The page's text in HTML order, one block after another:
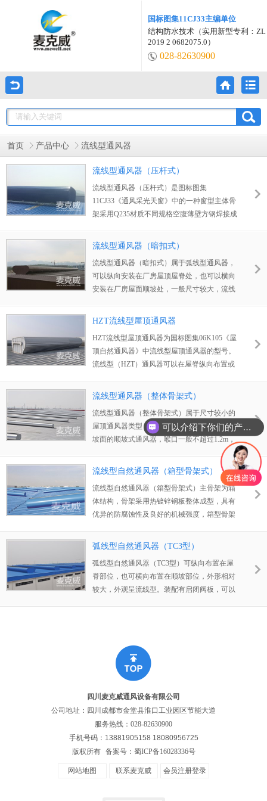
国标图集11CJ33主编单位
结构防水技术（实用新型专利：ZL
2019 2 0682075.0）
028-82630900
首页 产品中心 流线型通风器
流线型通风器（压杆式）
流线型通风器（压杆式）是图标图集
11CJ33《通风采光天窗》中的一种窗型主体骨
架采用Q235材质不同规格空腹薄壁方钢焊接成
镀锌处理。
流线型通风器（暗扣式）
流线型通风器（暗扣式）属于弧线型通风器，
可以纵向安装在厂房屋顶屋脊处，也可以横向
安装在厂房屋面顺坡处，一般尺寸较大，流线
也可提升通风效率。主要由骨架、泄水槽、泛
几部分构成。
HZT流线型屋顶通风器
HZT流线型屋顶通风器为国标图集06K105《屋
顶自然通风器》中流线型屋顶通风器的型号。
流线型（HZT）通风器可以在屋脊纵向布置或
装。通风器外观呈流线状，通风效率较高。用
阀板来调节通风采光量，启闭阀板可根据需要
设计为手动、电动、消防联动式等控制方式。
流线型通风器（整体骨架式）
流线型通风器（整体骨架式）属于尺寸较小的
屋顶通风器类型，其外观呈流线型，是安装于
坡面的顺坡式通风器，喉口一般不超过1.2m，
具有良好的机械性能及抗腐蚀能力，安装时无
焊接基座，其骨架直接固定于屋顶檩条上，安
流线型自然通风器（箱型骨架式）
流线型自然通风器（箱型骨架式）主骨架为箱
体结构，骨架采用热镀锌钢板整体成型，具有
优异的防腐蚀性及良好的机械强度，箱型骨架
屋面檩条之上，产品自重轻，现场装配方便迅
设计。
弧线型自然通风器（TC3型）
弧线型自然通风器（TC3型）可纵向布置在屋
脊部位，也可横向布置在顺坡部位，外形相对
较大，外观呈流线型。装配有启闭阀板，可以
四川麦克威通风设备有限公司
公司地址：四川成都市金堂县淮口工业园区节能大道
服务热线： 028-82630900
手机号码：13881905158 18080956725
版权所有
备案号： 蜀ICP备16028336号
网站地图 联系麦克威 会员注册登录
可以介绍下你们的产品么？